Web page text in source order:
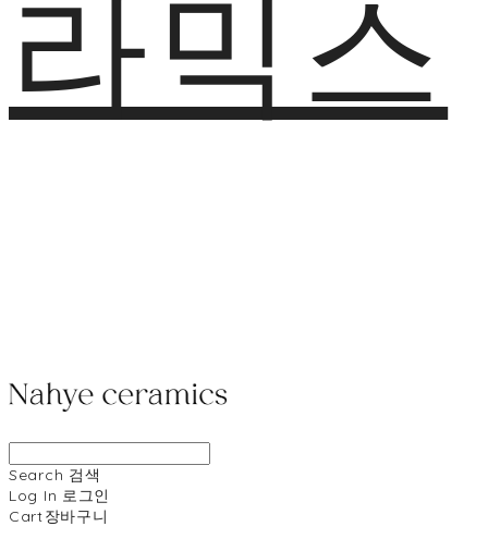
라믹스
Search 검색
Log In 로그인
Cart장바구니